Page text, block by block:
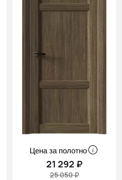
Цена за полотно
21 292 ₽
25 050 ₽